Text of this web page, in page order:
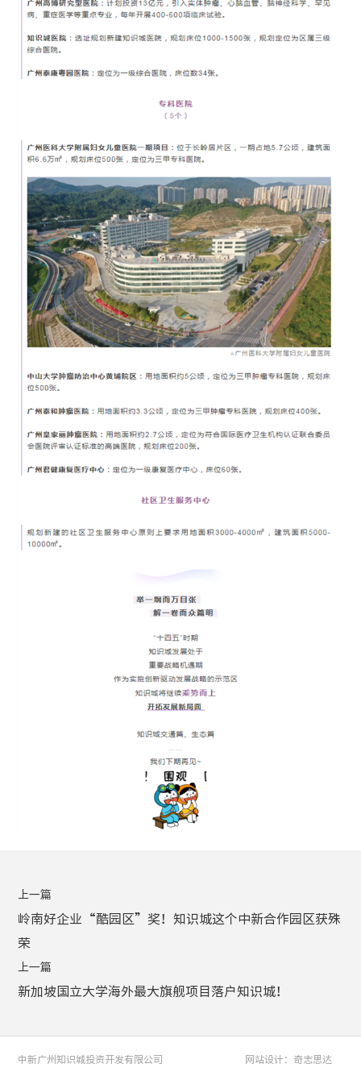
上一篇
岭南好企业“酷园区”奖！知识城这个中新合作园区获殊
荣
上一篇
新加坡国立大学海外最大旗舰项目落户知识城！
中新广州知识城投资开发有限公司 网站设计：奇志思达